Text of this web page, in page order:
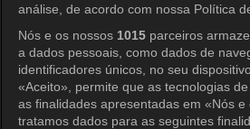
análise, de acordo com nossa Política
Nós e os nossos 1015 parceiros
a dados pessoais, como dados de
identificadores únicos, no seu
«Aceito», permite que as tecnologias
as finalidades apresentadas em «Nós
tratamos dados para as seguintes